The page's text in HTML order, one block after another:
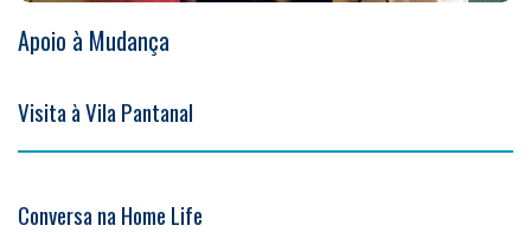
Apoio à Mudança
Visita à Vila Pantanal
Conversa na Home Life